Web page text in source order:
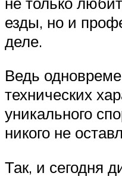
езды, но и
деле.
Ведь
технических
уникального
никого не
Так, и сегодня